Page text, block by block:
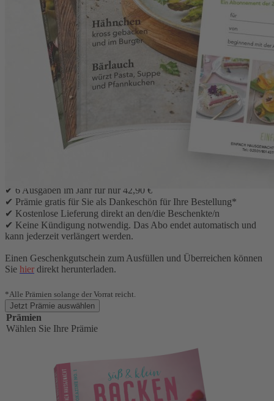
Zum Anfang der Bildergalerie springen
Einfach Hausgemacht
Geschenkabo
Eine köstliche Idee: Freude schenken mit Einfach
Hausgemacht! Bleiben Sie mit unserem Geschenkabo ein Jahr
in guter Erinnerung.
Sie verschenken einfache und raffinierte Rezepte, praxisnahe Tipps
✔ 6 Ausgaben im Jahr für nur 42,90 €
✔ Prämie gratis für Sie als Dankeschön für Ihre Bestellung*
✔ Kostenlose Lieferung direkt an den/die Beschenkte/n
✔ Keine Kündigung notwendig. Das Abo endet automatisch und
kann jederzeit verlängert werden.
Einen Geschenkgutschein zum Ausfüllen und Überreichen können
Sie hier direkt herunterladen.
*Alle Prämien solange der Vorrat reicht.
Jetzt Prämie auswählen
Prämien
Wählen Sie Ihre Prämie